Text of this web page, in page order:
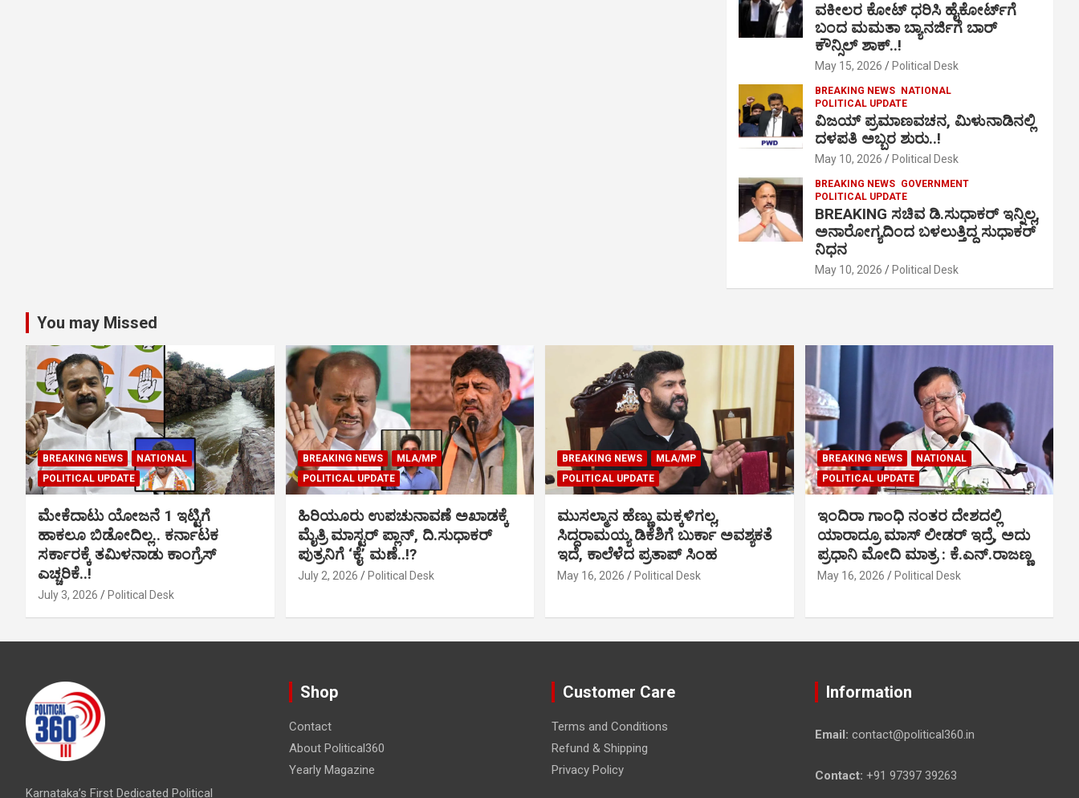
ವಕೀಲರ ಕೋಟ್ ಧರಿಸಿ ಹೈಕೋರ್ಟ್​ಗೆ
ಬಂದ ಮಮತಾ ಬ್ಯಾನರ್ಜಿಗೆ ಬಾರ್
ಕೌನ್ಸಿಲ್ ಶಾಕ್..!
May 15, 2026 Political Desk
BREAKING NEWS
NATIONAL
POLITICAL UPDATE
ವಿಜಯ್ ಪ್ರಮಾಣವಚನ, ಮಿಳುನಾಡಿನಲ್ಲಿ
ದಳಪತಿ ಅಬ್ಬರ ಶುರು..!
May 10, 2026 Political Desk
BREAKING NEWS GOVERNMENT
POLITICAL UPDATE
BREAKING ಸಚಿವ ಡಿ.ಸುಧಾಕರ್ ಇನ್ನಿಲ್ಲ,
ಅನಾರೋಗ್ಯದಿಂದ ಬಳಲುತ್ತಿದ್ದ ಸುಧಾಕರ್
ನಿಧನ
May 10, 2026 Political Desk
You may Missed
BREAKING NEWS
NATIONAL
POLITICAL UPDATE
ಮೇಕೆದಾಟು ಯೋಜನೆ 1 ಇಟ್ಟಿಗೆ
ಹಾಕಲೂ ಬಿಡೋದಿಲ್ಲ.. ಕರ್ನಾಟಕ
ಸರ್ಕಾರಕ್ಕೆ ತಮಿಳನಾಡು ಕಾಂಗ್ರೆಸ್
ಎಚ್ಚರಿಕೆ..!
July 3, 2026 Political Desk
BREAKING NEWS
MLA/MP
POLITICAL UPDATE
ಹಿರಿಯೂರು ಉಪಚುನಾವಣೆ ಅಖಾಡಕ್ಕೆ
ಮೈತ್ರಿ ಮಾಸ್ಟರ್ ಪ್ಲಾನ್, ದಿ.ಸುಧಾಕರ್
ಪುತ್ರನಿಗೆ ‘ಕೈ’ ಮಣೆ..!?
July 2, 2026 Political Desk
BREAKING NEWS
MLA/MP
POLITICAL UPDATE
ಮುಸಲ್ಮಾನ ಹೆಣ್ಣು ಮಕ್ಕಳಿಗಲ್ಲ,
ಸಿದ್ದರಾಮಯ್ಯ ಡಿಕೆಶಿಗೆ ಬುರ್ಕಾ ಅವಶ್ಯಕತೆ
ಇದೆ, ಕಾಲೆಳೆದ ಪ್ರತಾಪ್ ಸಿಂಹ
May 16, 2026 Political Desk
BREAKING NEWS
NATIONAL
POLITICAL UPDATE
ಇಂದಿರಾ ಗಾಂಧಿ ನಂತರ ದೇಶದಲ್ಲಿ
ಯಾರಾದ್ರೂ ಮಾಸ್ ಲೀಡರ್ ಇದ್ರೆ, ಅದು
ಪ್ರಧಾನಿ ಮೋದಿ ಮಾತ್ರ : ಕೆ.ಎನ್.ರಾಜಣ್ಣ
May 16, 2026 Political Desk
Karnataka’s First Dedicated Political
Shop
Contact
About Political360
Yearly Magazine
Customer Care
Terms and Conditions
Refund & Shipping
Privacy Policy
Information
Email: contact@political360.in
Contact: +91 97397 39263